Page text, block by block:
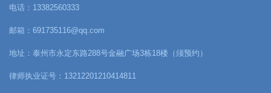
电话：13382560333
邮箱：691735116@qq.com
地址：泰州市永定东路288号金融广场3栋18楼（须预约）
律师执业证号：13212201210414811